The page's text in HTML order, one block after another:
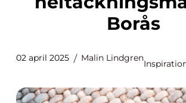
Borås
02 april 2025 Malin Lindgren